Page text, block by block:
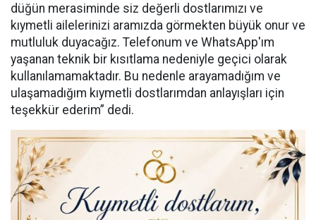
düğün merasiminde siz değerli dostlarımızı ve
kıymetli ailelerinizi aramızda görmekten büyük onur ve
mutluluk duyacağız. Telefonum ve WhatsApp'ım
yaşanan teknik bir kısıtlama nedeniyle geçici olarak
kullanılamamaktadır. Bu nedenle arayamadığım ve
ulaşamadığım kıymetli dostlarımdan anlayışları için
teşekkür ederim” dedi.